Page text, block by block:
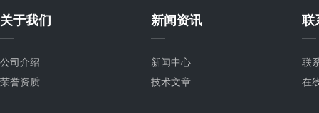
关于我们
公司介绍
荣誉资质
新闻资讯
新闻中心
技术文章
联
联
在